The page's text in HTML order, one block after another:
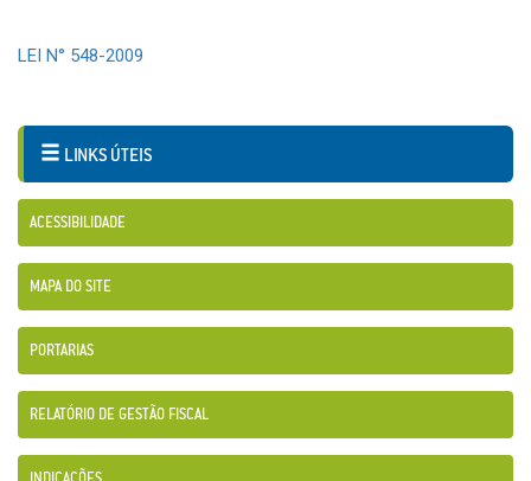
LEI N° 548-2009
LINKS ÚTEIS
ACESSIBILIDADE
MAPA DO SITE
PORTARIAS
RELATÓRIO DE GESTÃO FISCAL